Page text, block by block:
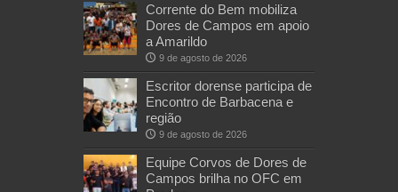
Corrente do Bem mobiliza
Dores de Campos em apoio
a Amarildo
9 de agosto de 2026
Escritor dorense participa de
Encontro de Barbacena e
região
9 de agosto de 2026
Equipe Corvos de Dores de
Campos brilha no OFC em